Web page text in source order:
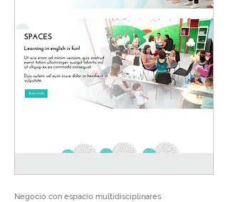
Negocio con espacio multidisciplinares